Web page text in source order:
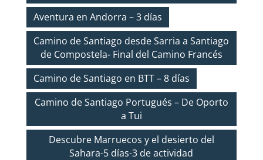
Aventura en Andorra – 3 días
Camino de Santiago desde Sarria a Santiago
de Compostela- Final del Camino Francés
Camino de Santiago en BTT – 8 días
Camino de Santiago Portugués – De Oporto
a Tui
Descubre Marruecos y el desierto del
Sahara-5 días-3 de actividad